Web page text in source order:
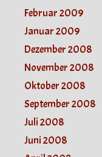
Februar 2009
Januar 2009
Dezember 2008
November 2008
Oktober 2008
September 2008
Juli 2008
Juni 2008